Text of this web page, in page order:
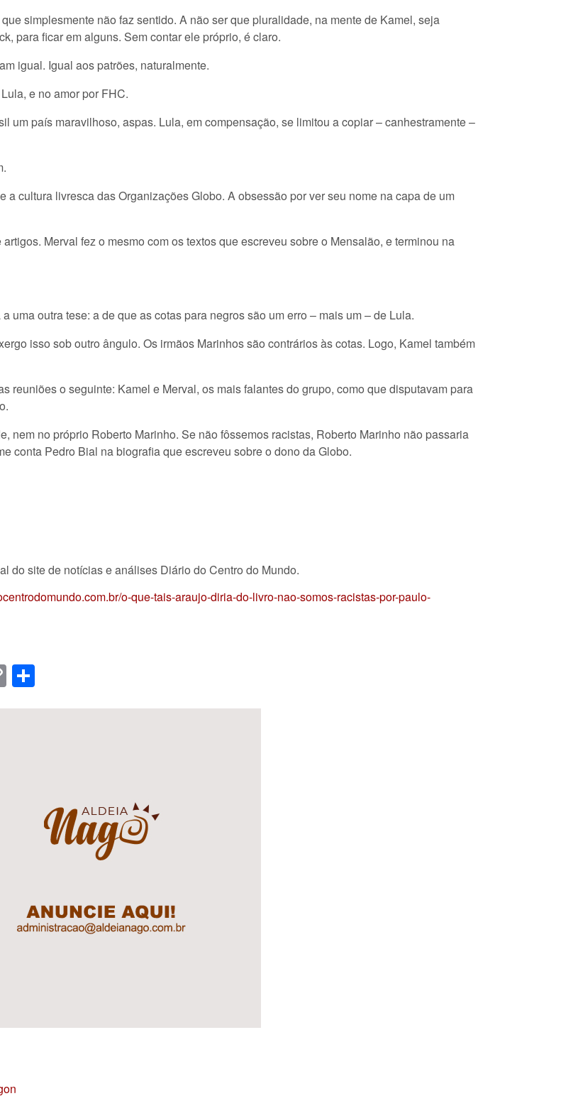
simplesmente não faz sentido. A não ser que pluralidade, na mente de Kamel, seja
para ficar em alguns. Sem contar ele próprio, é claro.
igual. Igual aos patrões, naturalmente.
e no amor por FHC.
um país maravilhoso, aspas. Lula, em compensação, se limitou a copiar – canhestramente –
a cultura livresca das Organizações Globo. A obsessão por ver seu nome na capa de um
Merval fez o mesmo com os textos que escreveu sobre o Mensalão, e terminou na
uma outra tese: a de que as cotas para negros são um erro – mais um – de Lula.
isso sob outro ângulo. Os irmãos Marinhos são contrários às cotas. Logo, Kamel também
reuniões o seguinte: Kamel e Merval, os mais falantes do grupo, como que disputavam para
nem no próprio Roberto Marinho. Se não fôssemos racistas, Roberto Marinho não passaria
conta Pedro Bial na biografia que escreveu sobre o dono da Globo.
do site de notícias e análises Diário do Centro do Mundo.
o-que-tais-araujo-diria-do-livro-nao-somos-racistas-por-paulo-
Copy